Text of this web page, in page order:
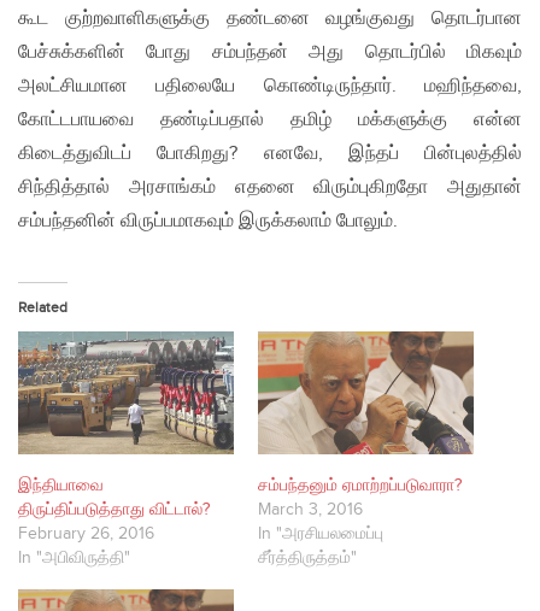
கூட குற்றவாளிகளுக்கு தண்டனை வழங்குவது தொடர்பான
பேச்சுக்களின் போது சம்பந்தன் அது தொடர்பில் மிகவும்
அலட்சியமான பதிலையே கொண்டிருந்தார். மஹிந்தவை,
கோட்டபாயவை தண்டிப்பதால் தமிழ் மக்களுக்கு என்ன
கிடைத்துவிடப் போகிறது? எனவே, இந்தப் பின்புலத்தில்
சிந்தித்தால் அரசாங்கம் எதனை விரும்புகிறதோ அதுதான்
சம்பந்தனின் விருப்பமாகவும் இருக்கலாம் போலும்.
Related
இந்தியாவை
திருப்திப்படுத்தாது விட்டால்?
February 26, 2016
In "அபிவிருத்தி"
சம்பந்தனும் ஏமாற்றப்படுவாரா?
March 3, 2016
In "அரசியலமைப்பு
சீர்த்திருத்தம்"